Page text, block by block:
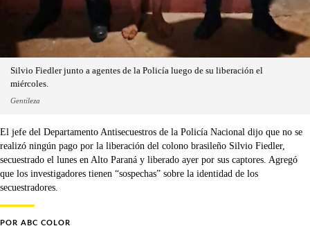
Silvio Fiedler junto a agentes de la Policía luego de su liberación el
miércoles.
Gentileza
El jefe del Departamento Antisecuestros de la Policía Nacional dijo que no se
realizó ningún pago por la liberación del colono brasileño Silvio Fiedler,
secuestrado el lunes en Alto Paraná y liberado ayer por sus captores. Agregó
que los investigadores tienen “sospechas” sobre la identidad de los
secuestradores.
POR ABC COLOR